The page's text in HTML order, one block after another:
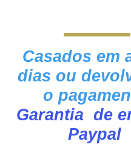
Casados em
dias ou
o
Garantia de
Paypal